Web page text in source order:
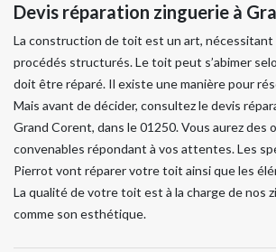
Devis réparation zinguerie à
La construction de toit est un art,
procédés structurés. Le toit peut s’abimer
doit être réparé. Il existe une manière pour
Mais avant de décider, consultez le devis
Grand Corent, dans le 01250. Vous aurez des
convenables répondant à vos attentes. Les
Pierrot vont réparer votre toit ainsi que les
La qualité de votre toit est à la charge de nos
comme son esthétique.